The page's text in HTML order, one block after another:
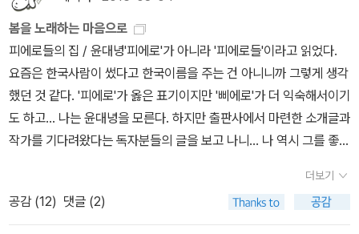
는 기준은 전에 말했다시피 뽈 님(골드문트 님)이시다. 이 분이 재밌
다고 한 책은 거의 사 모은다. 물론 나랑 약간 핀트가 어긋나긴 하지만
대체로 읽고 만족도가 높은 편이다. 그래서 우선 뽈 님의 추천 책 중
구매한 책들. 여기서 읽은 책은 <타타르인의 사막>과 <나는 고백한
다> 두 작품. <바람의 안쪽>은 60여 페이지까지 읽고 휴식 중. 다시
읽어야 한다. 나머지 작품들은 아마도 내년에 읽게 되겠지. 읽었던 두
도 알라딘 중고서점에 갔다가 눈에 띄어서 업어온 책들도 꽤 된다. 이
책들도 기대하고 있다. 여기서 지금 읽고 있는 책은 <60개의 이야기
>와 <신의 아이>인데, 부차티는 역시 단편집도 좋다. 생각이 정말 기
에 넣어 두었다가 어제 뭘 찾다가 '미니 커피잔'이 눈에 보였어요.사실
은 잊고 있었어요.^^;;근데 인정하기는 싫지만 귀여워요.^^저는 '미니
커피잔'으로 불러요.작으니까...^^옆지기가 동료 선생한테 준다고 가
져갔어요. ㅎㅎ 그분이 커피잔을 무척 좋아한다고 하네요.^^ 점심 맛
나게 드시고, 오늘도 즐겁고 행복한 하루 되세요.*^^* 자신의 삶을
고통스러울 정도로 상세히 기억해내며 '아버지의 죽음'과 만나는 과정
을 경이로울 정도로 집요하게 풀어낸 화제작. 진력날 정도로 디테일
한 묘사가 지독하게 중독적인 독서체험을 선사한다. 무려 총 6권, 3,
622쪽에 달하는 이 작품은 운명에 저항한 아킬레우스나 부조리함에
봄을 노래하는 마음으로
피에로들의 집 / 윤대녕'피에로'가 아니라 '피에로들'이라고 읽었다.
요즘은 한국사람이 썼다고 한국이름을 주는 건 아니니까 그렇게 생각
했던 것 같다. '피에로'가 옳은 표기이지만 '삐에로'가 더 익숙해서이기
도 하고... 나는 윤대녕을 모른다. 하지만 출판사에서 마련한 소개글과
작가를 기다려왔다는 독자분들의 글을 보고 나니... 나 역시 그를 좋아
도시 난민을 소재로 한 소설을 구상하고 있었다. 가족 공동체의 해체
를 비롯해 삶의 기반을 상실한 채 실제적 난민으로 살아가는 사람들
이 점점 늘어나고 있다고 보았던 것이다. 이들은 근본적으로 타인과
더보기
공감 (12) 댓글 (2)